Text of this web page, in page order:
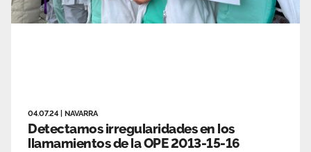
04.07.24 NAVARRA
Detectamos irregularidades en los
llamamientos de la OPE 2013-15-16